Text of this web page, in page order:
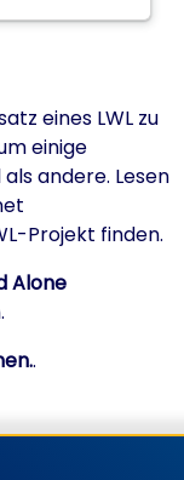
eines LWL zu
einige
andere. Lesen
Projekt finden.
Alone
.